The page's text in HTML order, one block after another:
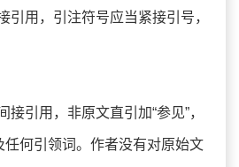
引用，引注符号应当紧接引号，
接引用，非原文直引加“参见”，
任何引领词。作者没有对原始文